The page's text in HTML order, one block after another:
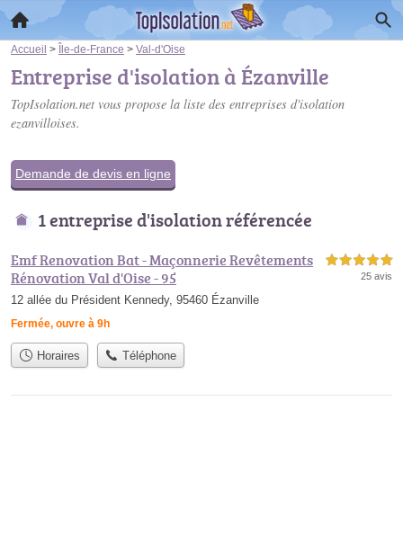
Accueil > Île-de-France > Val-d'Oise
Entreprise d'isolation à Ézanville
TopIsolation.net vous propose la liste des entreprises d'isolation
ezanvilloises.
Demande de devis en ligne
1 entreprise d'isolation référencée
Emf Renovation Bat - Maçonnerie Revêtements
Rénovation Val d'Oise - 95
12 allée du Président Kennedy, 95460 Ézanville
Fermée, ouvre à 9h
5,0 étoiles sur 5
25 avis
Horaires Téléphone